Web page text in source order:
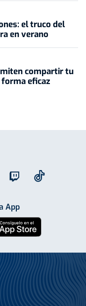
el truco del
en verano
compartir tu
eficaz
App